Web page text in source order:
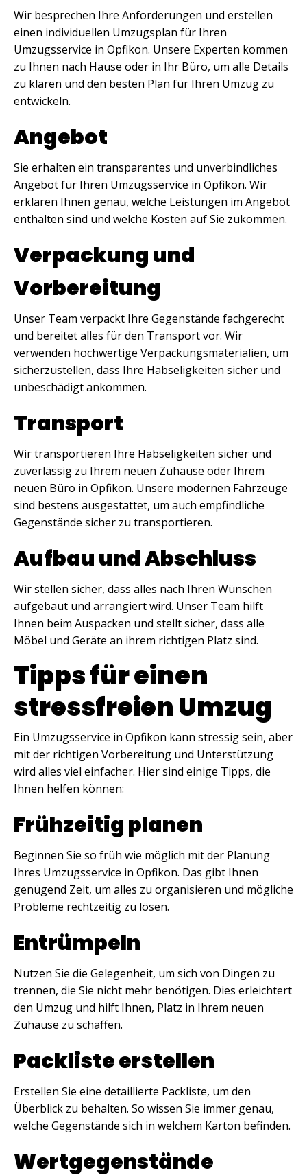
Wir besprechen Ihre Anforderungen und erstellen
einen individuellen Umzugsplan für Ihren
Umzugsservice in Opfikon. Unsere Experten kommen
zu Ihnen nach Hause oder in Ihr Büro, um alle Details
zu klären und den besten Plan für Ihren Umzug zu
entwickeln.
Angebot
Sie erhalten ein transparentes und unverbindliches
Angebot für Ihren Umzugsservice in Opfikon. Wir
erklären Ihnen genau, welche Leistungen im Angebot
enthalten sind und welche Kosten auf Sie zukommen.
Verpackung und
Vorbereitung
Unser Team verpackt Ihre Gegenstände fachgerecht
und bereitet alles für den Transport vor. Wir
verwenden hochwertige Verpackungsmaterialien, um
sicherzustellen, dass Ihre Habseligkeiten sicher und
unbeschädigt ankommen.
Transport
Wir transportieren Ihre Habseligkeiten sicher und
zuverlässig zu Ihrem neuen Zuhause oder Ihrem
neuen Büro in Opfikon. Unsere modernen Fahrzeuge
sind bestens ausgestattet, um auch empfindliche
Gegenstände sicher zu transportieren.
Aufbau und Abschluss
Wir stellen sicher, dass alles nach Ihren Wünschen
aufgebaut und arrangiert wird. Unser Team hilft
Ihnen beim Auspacken und stellt sicher, dass alle
Möbel und Geräte an ihrem richtigen Platz sind.
Tipps für einen
stressfreien Umzug
Ein Umzugsservice in Opfikon kann stressig sein, aber
mit der richtigen Vorbereitung und Unterstützung
wird alles viel einfacher. Hier sind einige Tipps, die
Ihnen helfen können:
Frühzeitig planen
Beginnen Sie so früh wie möglich mit der Planung
Ihres Umzugsservice in Opfikon. Das gibt Ihnen
genügend Zeit, um alles zu organisieren und mögliche
Probleme rechtzeitig zu lösen.
Entrümpeln
Nutzen Sie die Gelegenheit, um sich von Dingen zu
trennen, die Sie nicht mehr benötigen. Dies erleichtert
den Umzug und hilft Ihnen, Platz in Ihrem neuen
Zuhause zu schaffen.
Packliste erstellen
Erstellen Sie eine detaillierte Packliste, um den
Überblick zu behalten. So wissen Sie immer genau,
welche Gegenstände sich in welchem Karton befinden.
Wertgegenstände